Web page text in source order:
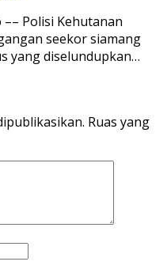
–– Polisi Kehutanan
seekor siamang
yang diselundupkan…
Ruas yang